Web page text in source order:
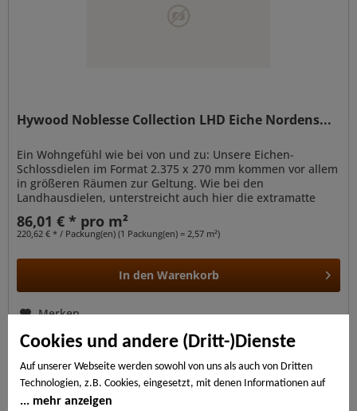
Cookies und andere (Dritt-)Dienste
Auf unserer Webseite werden sowohl von uns als auch von Dritten
Technologien, z.B. Cookies, eingesetzt, mit denen Informationen auf
Ihrem Endgerät gespeichert und/oder von Ihrem Endgerät abgerufen
mehr anzeigen
Hywood Noblesse Collection LHD Eiche Nordens...
Ein Wohngefühl wie bei von und zu: Unsere Eichen-
Schlossdielen im Format 2.375 x 270 mm kommen vor allem
in größeren Räumen zur Geltung. Wie bei den
Landhausdielen, unterstreicht auch hier die extramatte
Optik die natürliche Anmutung der...
86,01 € * pro m²
220,62 € * / Packung(en) (1 Packung(en) = 2,57 m²)
In den Warenkorb
Merken